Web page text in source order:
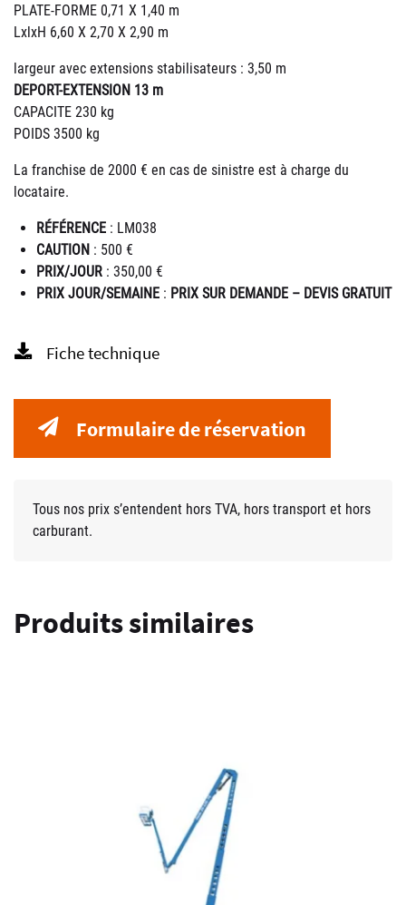
PLATE-FORME 0,71 X 1,40 m
LxlxH 6,60 X 2,70 X 2,90 m
largeur avec extensions stabilisateurs : 3,50 m
DEPORT-EXTENSION 13 m
CAPACITE 230 kg
POIDS 3500 kg
La franchise de 2000 € en cas de sinistre est à charge du
locataire.
RÉFÉRENCE : LM038
CAUTION : 500 €
PRIX/JOUR : 350,00 €
PRIX JOUR/SEMAINE : PRIX SUR DEMANDE – DEVIS GRATUIT
Fiche technique
Formulaire de réservation
Tous nos prix s’entendent hors TVA, hors transport et hors
carburant.
Produits similaires